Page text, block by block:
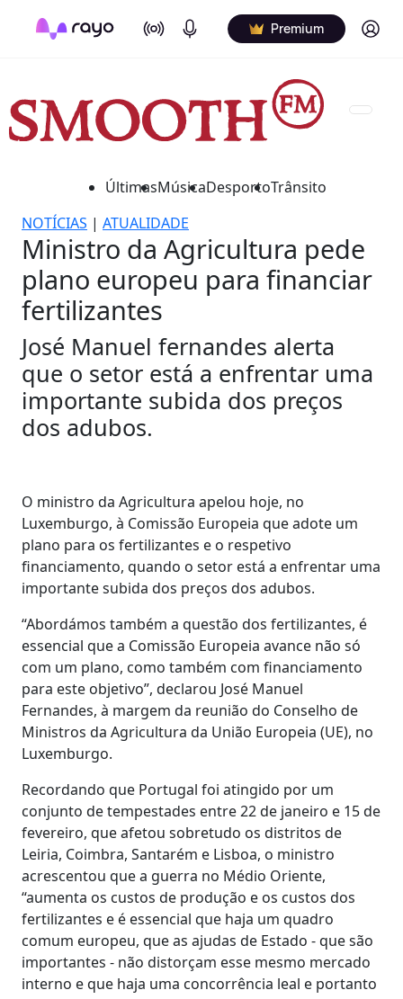
On Air Podcasts Premium Log in
ÚltimasMúsicaDesportoTrânsito
NOTÍCIAS | ATUALIDADE
Ministro da Agricultura pede
plano europeu para financiar
fertilizantes
José Manuel fernandes alerta
que o setor está a enfrentar uma
importante subida dos preços
dos adubos.
O ministro da Agricultura apelou hoje, no
Luxemburgo, à Comissão Europeia que adote um
plano para os fertilizantes e o respetivo
financiamento, quando o setor está a enfrentar uma
importante subida dos preços dos adubos.
“Abordámos também a questão dos fertilizantes, é
essencial que a Comissão Europeia avance não só
com um plano, como também com financiamento
para este objetivo”, declarou José Manuel
Fernandes, à margem da reunião do Conselho de
Ministros da Agricultura da União Europeia (UE), no
Luxemburgo.
Recordando que Portugal foi atingido por um
conjunto de tempestades entre 22 de janeiro e 15 de
fevereiro, que afetou sobretudo os distritos de
Leiria, Coimbra, Santarém e Lisboa, o ministro
acrescentou que a guerra no Médio Oriente,
“aumenta os custos de produção e os custos dos
fertilizantes e é essencial que haja um quadro
comum europeu, que as ajudas de Estado - que são
importantes - não distorçam esse mesmo mercado
interno e que haja uma concorrência leal e portanto